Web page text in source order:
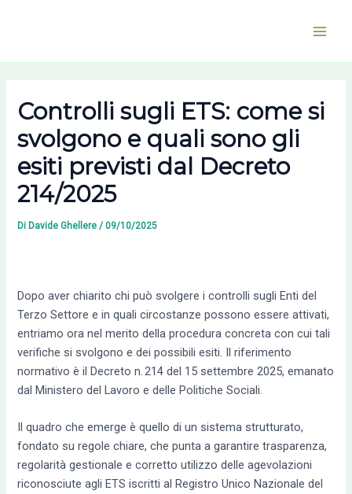
Controlli sugli ETS: come si
svolgono e quali sono gli
esiti previsti dal Decreto
214/2025
Di Davide Ghellere/09/10/2025
Dopo aver chiarito chi può svolgere i controlli sugli Enti del
Terzo Settore e in quali circostanze possono essere attivati,
entriamo ora nel merito della procedura concreta con cui tali
verifiche si svolgono e dei possibili esiti. Il riferimento
normativo è il Decreto n. 214 del 15 settembre 2025, emanato
dal Ministero del Lavoro e delle Politiche Sociali.
Il quadro che emerge è quello di un sistema strutturato,
fondato su regole chiare, che punta a garantire trasparenza,
regolarità gestionale e corretto utilizzo delle agevolazioni
riconosciute agli ETS iscritti al Registro Unico Nazionale del